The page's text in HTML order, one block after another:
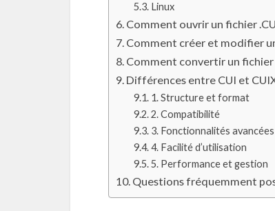
Linux
Comment ouvrir un fichier
Comment créer et modifier
Comment convertir un fichier
Différences entre CUI et
1. Structure et format
2. Compatibilité
3. Fonctionnalités avancées
4. Facilité d’utilisation
5. Performance et gestion
Questions fréquemment